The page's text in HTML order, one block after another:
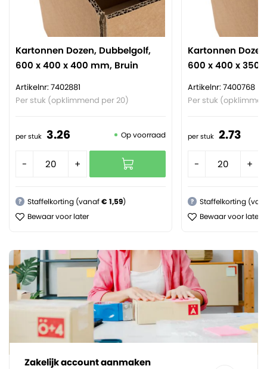
Kartonnen Dozen, Dubbelgolf,
600 x 400 x 400 mm, Bruin
Artikelnr: 7402881
Per stuk (opklimmend per 20)
per stuk 3.26 Op voorraad
- +
? Staffelkorting (vanaf€ 1,59)
Bewaar voor later
Kartonnen
600 x 400 x 350
Artikelnr: 7400768
Per stuk
per stuk 2.73
- +
?
Staffelkorting
Bewaar voor later
Zakelijk account aanmaken